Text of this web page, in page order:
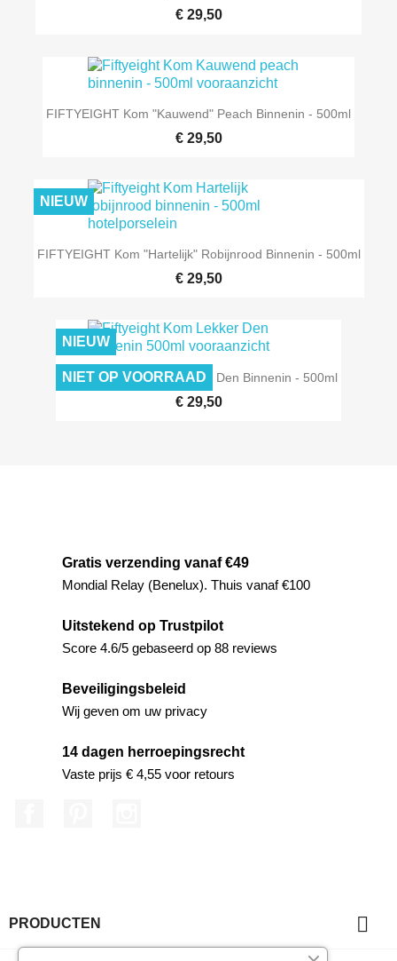
€ 29,50
FIFTYEIGHT Kom "Kauwend" Peach Binnenin - 500ml
€ 29,50
FIFTYEIGHT Kom "Hartelijk" Robijnrood Binnenin - 500ml
€ 29,50
NIEUW
FIFTYEIGHT Kom "Lekker" Den Binnenin - 500ml
€ 29,50
NIEUW
NIET OP VOORRAAD
Gratis verzending vanaf €49
Mondial Relay (Benelux). Thuis vanaf €100
Uitstekend op Trustpilot
Score 4.6/5 gebaseerd op 88 reviews
Beveiligingsbeleid
Wij geven om uw privacy
14 dagen herroepingsrecht
Vaste prijs € 4,55 voor retours
PRODUCTEN 